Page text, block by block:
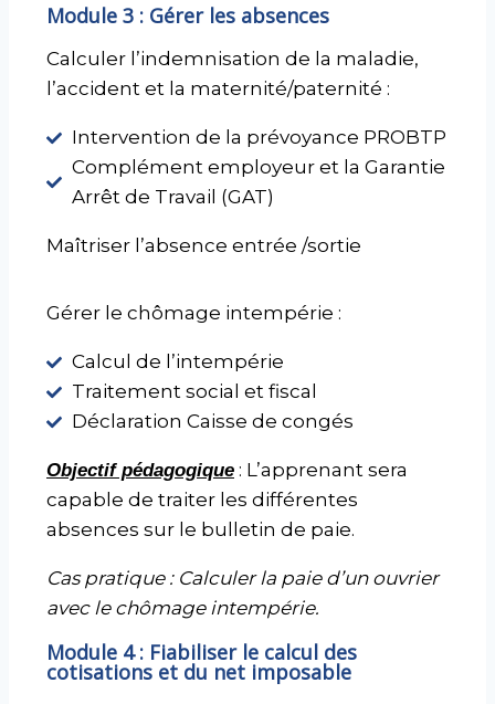
Module 3 : Gérer les absences
Calculer l’indemnisation de la maladie,
l’accident et la maternité/paternité :
Intervention de la prévoyance PROBTP
Complément employeur et la Garantie
Arrêt de Travail (GAT)
Maîtriser l’absence entrée /sortie
Gérer le chômage intempérie :
Calcul de l’intempérie
Traitement social et fiscal
Déclaration Caisse de congés
Objectif pédagogique : L’apprenant sera
capable de traiter les différentes
absences sur le bulletin de paie.
Cas pratique : Calculer la paie d’un ouvrier
avec le chômage intempérie.
Module 4 : Fiabiliser le calcul des
cotisations et du net imposable